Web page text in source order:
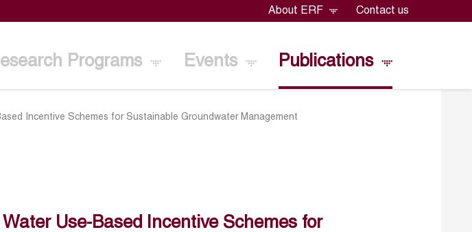
About ERF Contact us
Programs Events Publications
Incentive Schemes for Sustainable Groundwater Management
Use-Based Incentive Schemes for